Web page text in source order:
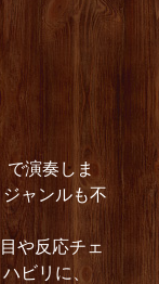
で演奏しま
ャンルも不
や反応チェ
ビリに、